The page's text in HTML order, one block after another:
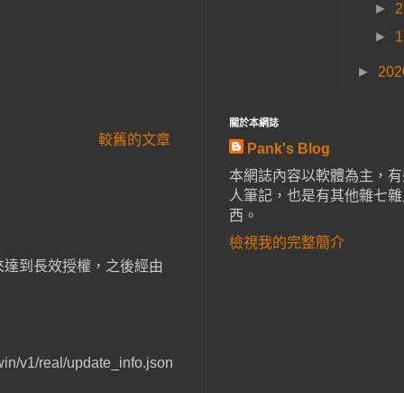
較舊的文章
到長效授權，之後經由
v1/real/update_info.json
►
►
►
關於本網誌
Pank's Blog
本網誌內容以軟體為主，
人筆記，也是有其他雜七
西。
檢視我的完整簡介